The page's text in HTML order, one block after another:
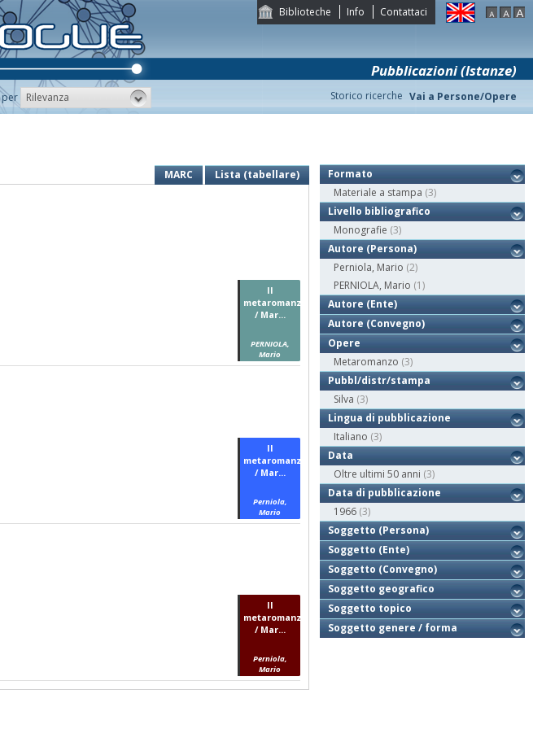
Biblioteche Info Contattaci
Storico ricerche
Pubblicazioni (Istanze)
Rilevanza Vai a Persone/Opere
MARC
Lista (tabellare)
Il
metaromanzo
/ Mar...
PERNIOLA,
Mario
Il
metaromanzo
/ Mar...
Perniola,
Mario
Il
metaromanzo
/ Mar...
Perniola,
Mario
Formato
Materiale a stampa (3)
Livello bibliografico
Monografie (3)
Autore (Persona)
Perniola, Mario (2)
PERNIOLA, Mario (1)
Autore (Ente)
Autore (Convegno)
Opere
Metaromanzo (3)
Pubbl/distr/stampa
Silva (3)
Lingua di pubblicazione
Italiano (3)
Data
Oltre ultimi 50 anni (3)
Data di pubblicazione
1966 (3)
Soggetto (Persona)
Soggetto (Ente)
Soggetto (Convegno)
Soggetto geografico
Soggetto topico
Soggetto genere / forma